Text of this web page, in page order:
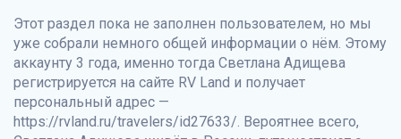
Этот раздел пока не заполнен пользователем, но мы
уже собрали немного общей информации о нём. Этому
аккаунту 3 года, именно тогда Светлана Адищева
регистрируется на сайте RV Land и получает
персональный адрес —
https://rvland.ru/travelers/id27633/. Вероятнее всего,